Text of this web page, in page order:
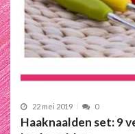
22 mei 2019 0
Haaknaalden set: 9